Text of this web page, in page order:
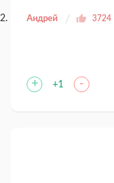
Андрей 3724
+ +1 -